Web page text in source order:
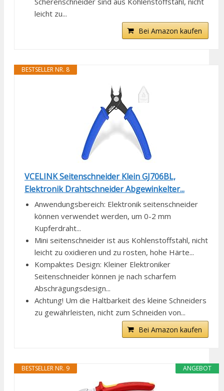
leicht zu...
Bei Amazon kaufen
BESTSELLER NR. 8
VCELINK Seitenschneider Klein GJ706BL,
Elektronik Drahtschneider Abgewinkelter...
Anwendungsbereich: Elektronik seitenschneider
können verwendet werden, um 0-2 mm
Kupferdraht...
Mini seitenschneider ist aus Kohlenstoffstahl, nicht
leicht zu oxidieren und zu rosten, hohe Härte...
Kompaktes Design: Kleiner Elektroniker
Seitenschneider können je nach scharfem
Abschrägungsdesign...
Achtung! Um die Haltbarkeit des kleine Schneiders
zu gewährleisten, nicht zum Schneiden von...
Bei Amazon kaufen
ANGEBOT
BESTSELLER NR. 9